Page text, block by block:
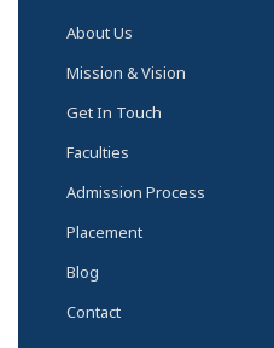
About Us
Mission & Vision
Get In Touch
Faculties
Admission Process
Placement
Blog
Contact